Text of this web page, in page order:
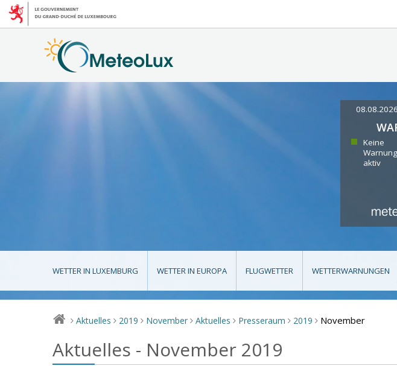
08.08.2026
Keine
Warnung
aktiv
WETTER IN LUXEMBURG WETTER IN EUROPA FLUGWETTER WETTERWARNUNGEN
> Aktuelles > 2019 > November > Aktuelles > Presseraum > 2019 > November
Aktuelles - November 2019